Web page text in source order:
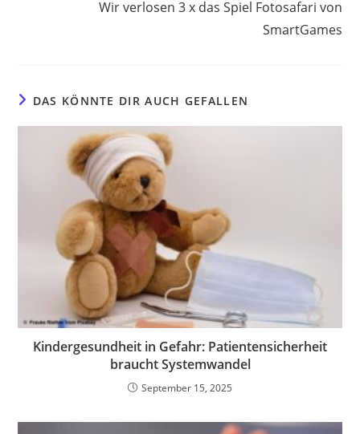
Wir verlosen 3 x das Spiel Fotosafari von
SmartGames
DAS KÖNNTE DIR AUCH GEFALLEN
Kindergesundheit in Gefahr: Patientensicherheit
braucht Systemwandel
September 15, 2025